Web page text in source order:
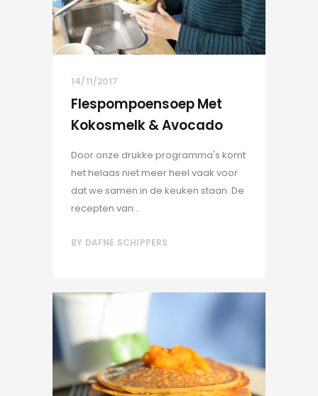
14/11/2017
Flespompoensoep Met
Kokosmelk & Avocado
Door onze drukke programma's komt
het helaas niet meer heel vaak voor
dat we samen in de keuken staan. De
recepten van...
BY DAFNE SCHIPPERS